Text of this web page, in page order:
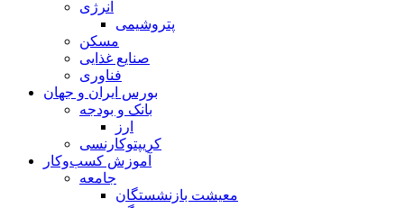
انرژی
پتروشیمی
مسکن
صنایع غذایی
فناوری
بورس ایران و جهان
بانک و بودجه
ارز
کریپتوکارنسی
آموزش کسب‌وکار
جامعه
معیشت بازنشستگان